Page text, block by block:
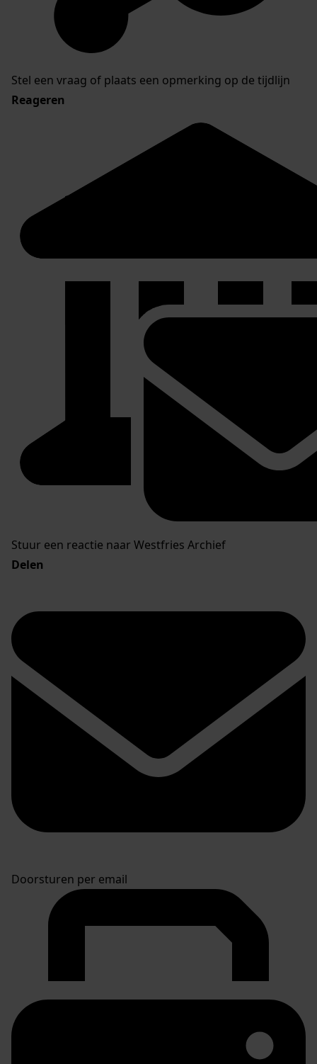
Stel een vraag of plaats een opmerking op de tijdlijn
Reageren
Stuur een reactie naar Westfries Archief
Delen
Doorsturen per email